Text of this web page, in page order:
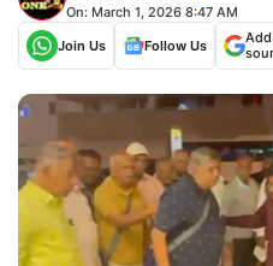
On: March 1, 2026 8:47 AM
Join Us
Follow Us
Add